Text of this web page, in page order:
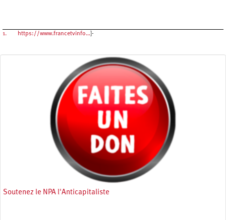
1. https://www.francetvinfo… ]-
Soutenez le NPA l'Anticapitaliste